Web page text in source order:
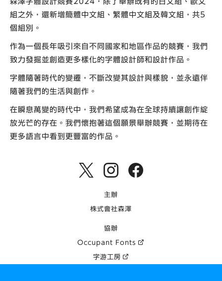
組之外，還新增簡體中文組、繁體中文組及韓文組，共5
個組別。
作為一個長年吸引來自不同國家和地區作品的競賽，我們
致力發掘並創造更多樣化的字體設計師和設計作品。
字體隨著時代的變遷，不斷改變其設計與樣貌，並永遠伴
隨著我們的生活與創作。
在瞬息萬變的時代中，我們希望成為在全球持續讓創作綻
放光芒的存在。我們懷抱著這個願景舉辦競賽，並期待在
更多語言中看到更豐富的作品。
主辦
株式會社森澤
協辦
Occupant Fonts
字游工房